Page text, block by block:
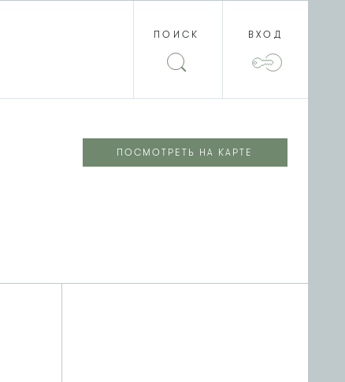
ПОИСК ВХОД
ПОСМОТРЕТЬ НА КАРТЕ